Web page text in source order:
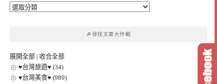
🔎
🔎尋找文章大作戰
展開全部 | 收合全部
♥台灣旅遊♥ (34)
♥台灣美食♥ (989)